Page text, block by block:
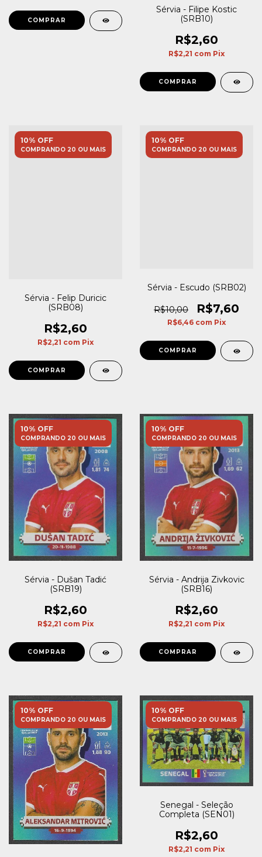
Sérvia - Filipe Kostic
(SRB10)
R$2,60
R$2,21 com Pix
10% OFF
COMPRANDO 20 OU MAIS
Sérvia - Felip Duricic
(SRB08)
R$2,60
R$2,21 com Pix
10% OFF
COMPRANDO 20 OU MAIS
Sérvia - Escudo (SRB02)
R$10,00 R$7,60
R$6,46 com Pix
10% OFF
COMPRANDO 20 OU MAIS
Sérvia - Dušan Tadić
(SRB19)
R$2,60
R$2,21 com Pix
10% OFF
COMPRANDO 20 OU MAIS
Sérvia - Andrija Zivkovic
(SRB16)
R$2,60
R$2,21 com Pix
10% OFF
COMPRANDO 20 OU MAIS
10% OFF
COMPRANDO 20 OU MAIS
Senegal - Seleção
Completa (SEN01)
R$2,60
R$2,21 com Pix